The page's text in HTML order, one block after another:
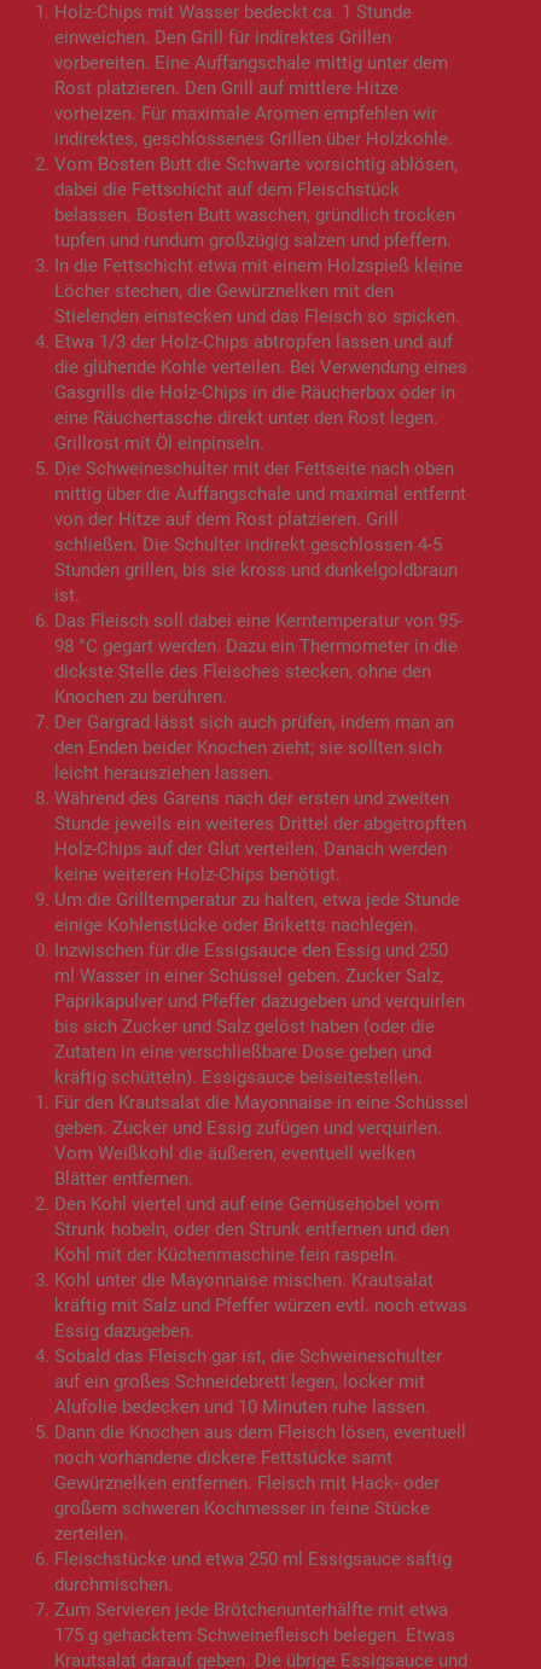
Holz-Chips mit Wasser bedeckt ca. 1 Stunde
einweichen. Den Grill für indirektes Grillen
vorbereiten. Eine Auffangschale mittig unter dem
Rost platzieren. Den Grill auf mittlere Hitze
vorheizen. Für maximale Aromen empfehlen wir
indirektes, geschlossenes Grillen über Holzkohle.
Vom Bosten Butt die Schwarte vorsichtig ablösen,
dabei die Fettschicht auf dem Fleischstück
belassen. Bosten Butt waschen, gründlich trocken
tupfen und rundum großzügig salzen und pfeffern.
In die Fettschicht etwa mit einem Holzspieß kleine
Löcher stechen, die Gewürznelken mit den
Stielenden einstecken und das Fleisch so spicken.
Etwa 1/3 der Holz-Chips abtropfen lassen und auf
die glühende Kohle verteilen. Bei Verwendung eines
Gasgrills die Holz-Chips in die Räucherbox oder in
eine Räuchertasche direkt unter den Rost legen.
Grillrost mit Öl einpinseln.
Die Schweineschulter mit der Fettseite nach oben
mittig über die Auffangschale und maximal entfernt
von der Hitze auf dem Rost platzieren. Grill
schließen. Die Schulter indirekt geschlossen 4-5
Stunden grillen, bis sie kross und dunkelgoldbraun
ist.
Das Fleisch soll dabei eine Kerntemperatur von 95-
98 °C gegart werden. Dazu ein Thermometer in die
dickste Stelle des Fleisches stecken, ohne den
Knochen zu berühren.
Der Gargrad lässt sich auch prüfen, indem man an
den Enden beider Knochen zieht; sie sollten sich
leicht herausziehen lassen.
Während des Garens nach der ersten und zweiten
Stunde jeweils ein weiteres Drittel der abgetropften
Holz-Chips auf der Glut verteilen. Danach werden
keine weiteren Holz-Chips benötigt.
Um die Grilltemperatur zu halten, etwa jede Stunde
einige Kohlenstücke oder Briketts nachlegen.
Inzwischen für die Essigsauce den Essig und 250
ml Wasser in einer Schüssel geben. Zucker Salz,
Paprikapulver und Pfeffer dazugeben und verquirlen
bis sich Zucker und Salz gelöst haben (oder die
Zutaten in eine verschließbare Dose geben und
kräftig schütteln). Essigsauce beiseitestellen.
Für den Krautsalat die Mayonnaise in eine Schüssel
geben. Zucker und Essig zufügen und verquirlen.
Vom Weißkohl die äußeren, eventuell welken
Blätter entfernen.
Den Kohl viertel und auf eine Gemüsehobel vom
Strunk hobeln, oder den Strunk entfernen und den
Kohl mit der Küchenmaschine fein raspeln.
Kohl unter die Mayonnaise mischen. Krautsalat
kräftig mit Salz und Pfeffer würzen evtl. noch etwas
Essig dazugeben.
Sobald das Fleisch gar ist, die Schweineschulter
auf ein großes Schneidebrett legen, locker mit
Alufolie bedecken und 10 Minuten ruhe lassen.
Dann die Knochen aus dem Fleisch lösen, eventuell
noch vorhandene dickere Fettstücke samt
Gewürznelken entfernen. Fleisch mit Hack- oder
großem schweren Kochmesser in feine Stücke
zerteilen.
Fleischstücke und etwa 250 ml Essigsauce saftig
durchmischen.
Zum Servieren jede Brötchenunterhälfte mit etwa
175 g gehacktem Schweinefleisch belegen. Etwas
Krautsalat darauf geben. Die übrige Essigsauce und